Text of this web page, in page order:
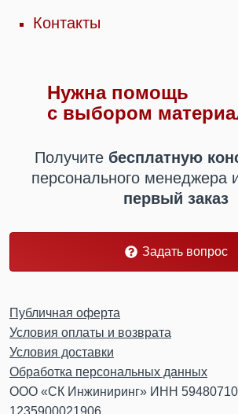
Контакты
Нужна помощь
с выбором
Получите бесплатную
персонального менеджера
первый заказ
Задать вопрос
Публичная оферта
Условия оплаты и возврата
Условия доставки
Обработка персональных данных
ООО «СК Инжиниринг» ИНН